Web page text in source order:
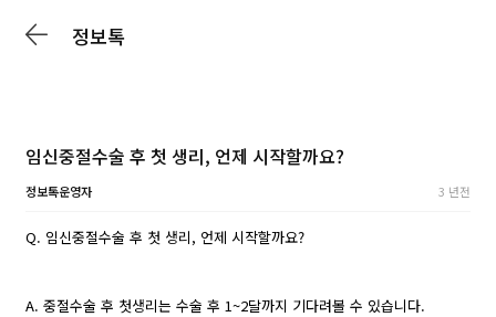
정보톡
임신중절수술 후 첫 생리, 언제 시작할까요?
정보톡운영자 3 년전
Q. 임신중절수술 후 첫 생리, 언제 시작할까요?
A. 중절수술 후 첫생리는 수술 후 1~2달까지 기다려볼 수 있습니다.